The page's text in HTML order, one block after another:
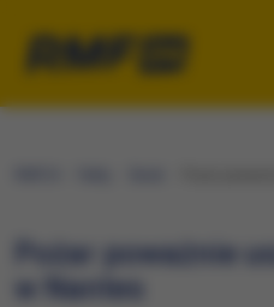
Pożar poważnie
w Nantes